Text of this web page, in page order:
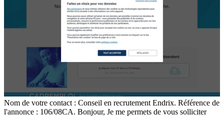
Nom de votre contact : Conseil en recrutement Endrix. Référence de
l'annonce : 106/08CA. Bonjour, Je me permets de vous solliciter